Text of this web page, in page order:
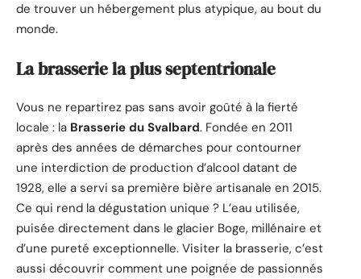
de trouver un hébergement plus atypique, au bout du
monde.
La brasserie la plus septentrionale
Vous ne repartirez pas sans avoir goûté à la fierté
locale : la Brasserie du Svalbard. Fondée en 2011
après des années de démarches pour contourner
une interdiction de production d’alcool datant de
1928, elle a servi sa première bière artisanale en 2015.
Ce qui rend la dégustation unique ? L’eau utilisée,
puisée directement dans le glacier Boge, millénaire et
d’une pureté exceptionnelle. Visiter la brasserie, c’est
aussi découvrir comment une poignée de passionnés